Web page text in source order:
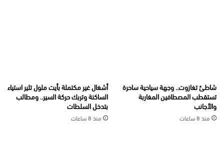
شاطئ تغازوت.. وجهة سياحية ساحرة
تستقطب المصطافين المغاربة
والأجانب
منذ 8 ساعات
أشغال غير مكتملة بأيت ملول تثير استياء
الساكنة وتربك حركة السير.. ومطالب
بتدخل السلطات
منذ 8 ساعات